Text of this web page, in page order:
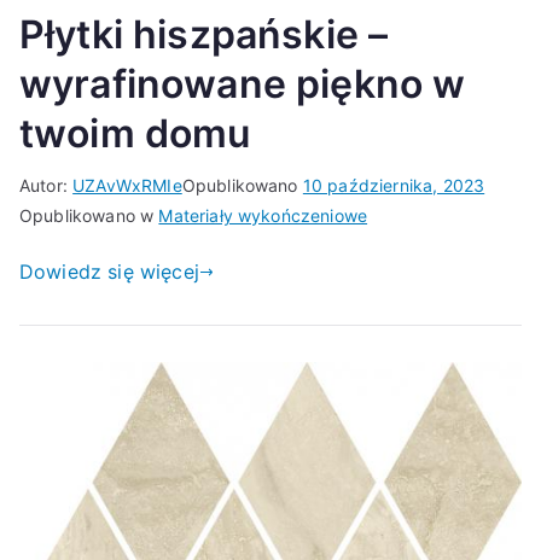
Płytki hiszpańskie –
wyrafinowane piękno w
twoim domu
Autor: UZAvWxRMIeOpublikowano 10 października, 2023
Opublikowano w Materiały wykończeniowe
Dowiedz się więcej